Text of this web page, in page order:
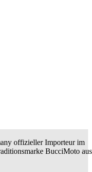
offizieller Importeur im
BucciMoto aus